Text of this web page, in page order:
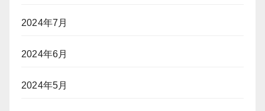
2024年7月
2024年6月
2024年5月